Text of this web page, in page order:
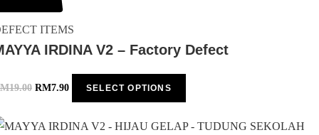
ITEMS
IRDINA V2 – Factory Defect
19.00 RM7.90 SELECT OPTIONS